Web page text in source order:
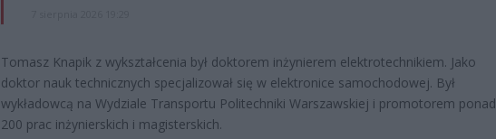
Tomasz Knapik z wykształcenia był doktorem inżynierem elektrotechnikiem. Jako
doktor nauk technicznych specjalizował się w elektronice samochodowej. Był
wykładowcą na Wydziale Transportu Politechniki Warszawskiej i promotorem ponad
200 prac inżynierskich i magisterskich.